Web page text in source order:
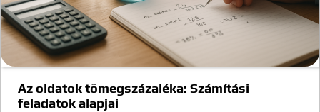
Az oldatok tömegszázaléka: Számítási
feladatok alapjai